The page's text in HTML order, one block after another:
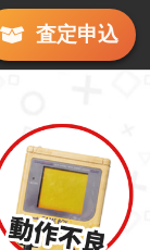
査定申込